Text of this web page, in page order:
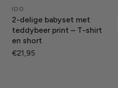
Leverancier:
IDO
2-delige babyset met
teddybeer print – T-shirt
en short
Normale
€21,95